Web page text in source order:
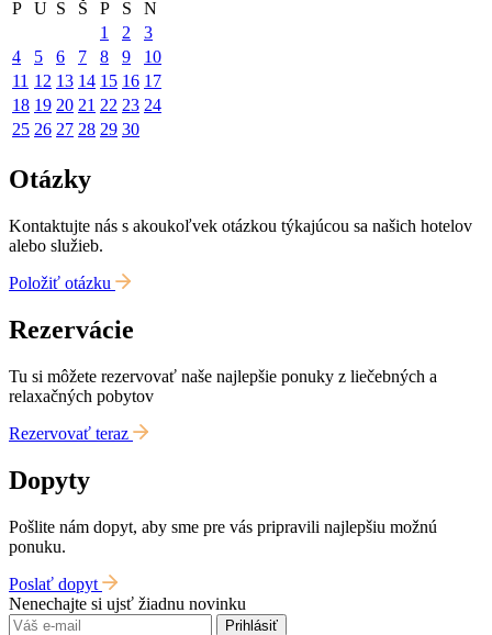
P U S Š P S
N
1
2
3
4
5 6 7 8 9
10
11 12 13 14 15 16 17
18 19 20 21 22 23 24
25 26 27 28 29 30
Otázky
Kontaktujte nás s akoukoľvek otázkou týkajúcou sa našich hotelov
alebo služieb.
Položiť otázku
Rezervácie
Tu si môžete rezervovať naše najlepšie ponuky z liečebných a
relaxačných pobytov
Rezervovať teraz
Dopyty
Pošlite nám dopyt, aby sme pre vás pripravili najlepšiu možnú
ponuku.
Poslať dopyt
Nenechajte si ujsť žiadnu novinku
Prihlásiť